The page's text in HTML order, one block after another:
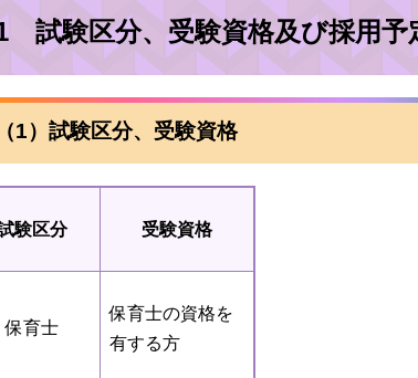
試験区分、受験資格及び採用予
（1）試験区分、受験資格
験区分 受験資格
保育士
保育士の資格を
有する方